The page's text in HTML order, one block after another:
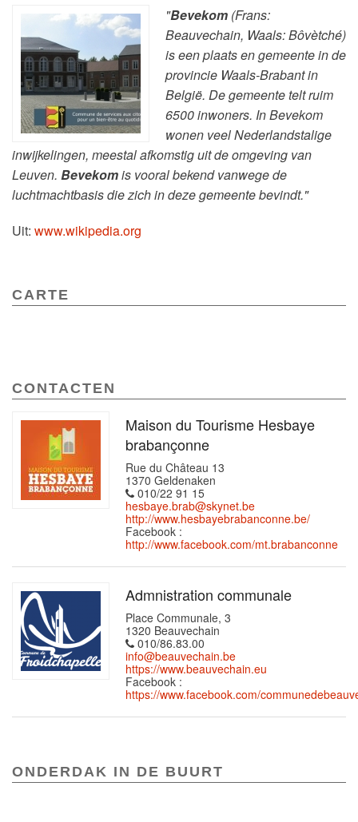
"Bevekom (Frans:
Beauvechain, Waals: Bôvètché)
is een plaats en gemeente in de
provincie Waals-Brabant in
België. De gemeente telt ruim
6500 inwoners. In Bevekom
wonen veel Nederlandstalige
inwijkelingen, meestal afkomstig uit de omgeving van
Leuven. Bevekomis vooral bekend vanwege de
luchtmachtbasis die zich in deze gemeente bevindt."
Uit: www.wikipedia.org
CARTE
CONTACTEN
Maison du Tourisme Hesbaye
brabançonne
Rue du Château 13
1370 Geldenaken
010/22 91 15
hesbaye.brab@skynet.be
http://www.hesbayebrabanconne.be/
Facebook :
http://www.facebook.com/mt.brabanconne
Admnistration communale
Place Communale, 3
1320 Beauvechain
010/86.83.00
info@beauvechain.be
https://www.beauvechain.eu
Facebook :
https://www.facebook.com/
ONDERDAK IN DE BUURT